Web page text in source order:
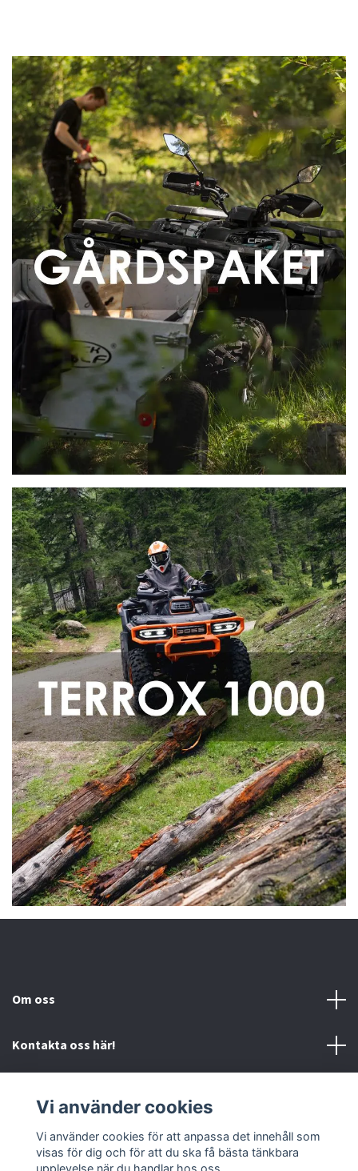
Om oss
Kontakta oss här!
Sociala medier
Vi använder cookies
Vi använder cookies för att anpassa det innehåll som
visas för dig och för att du ska få bästa tänkbara
upplevelse när du handlar hos oss.